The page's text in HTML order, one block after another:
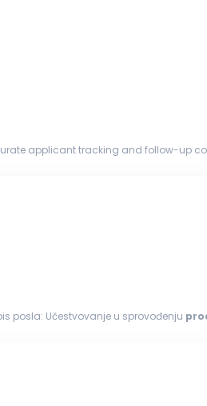
applicant tracking and follow-up
...članom našeg Do-Ing tima koji će biti na poziciji: HR administrator - regruter Opis posla: Učestvovanje u sprovođenju